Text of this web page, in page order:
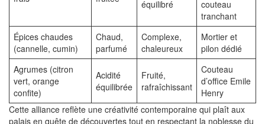
équilibré
couteau
tranchant
Épices chaudes
(cannelle, cumin)
Chaud,
parfumé
Complexe,
chaleureux
Mortier et
pilon dédié
Agrumes (citron
vert, orange
confite)
Acidité
équilibrée
Fruité,
rafraîchissant
Couteau
d’office Emile
Henry
Cette alliance reflète une créativité contemporaine qui plaît aux
palais en quête de découvertes tout en respectant la noblesse du